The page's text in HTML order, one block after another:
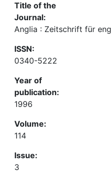
Title of the
Journal:
Anglia : Zeitschrift für
ISSN:
0340-5222
Year of
publication:
1996
Volume:
114
Issue:
3